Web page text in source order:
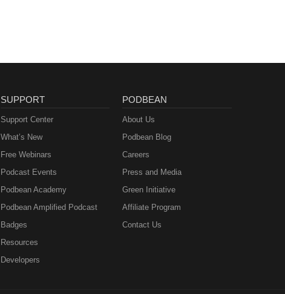
SUPPORT
Support Center
What’s New
Free Webinars
Podcast Events
Podbean Academy
Podbean Amplified Podcast
Badges
Resources
Developers
PODBEAN
About Us
Podbean Blog
Careers
Press and Media
Green Initiative
Affiliate Program
Contact Us